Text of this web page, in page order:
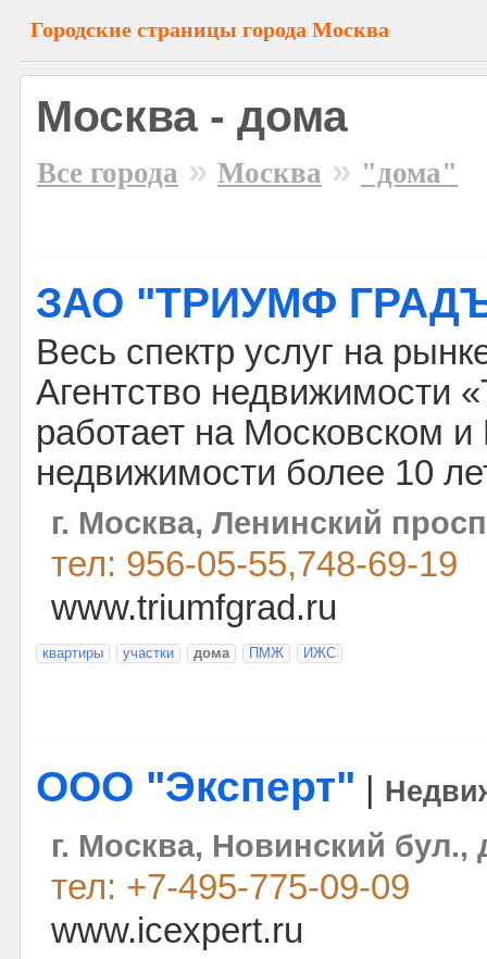
Городские страницы города Москва
Москва - дома
Все города » Москва » "дома"
ЗАО "ТРИУМФ
Весь спектр услуг на
Агентство
работает на Московском
недвижимости более 10
г. Москва, Ленинский
тел: 956-05-55,748-69-19
www.triumfgrad.ru
квартиры участки дома ПМЖ ИЖС
ООО "Эксперт"
г. Москва, Новинский бул.,
тел: +7-495-775-09-09
www.icexpert.ru